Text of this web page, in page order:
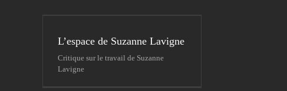
L’espace de Suzanne Lavigne
Critique sur le travail de Suzanne
Lavigne